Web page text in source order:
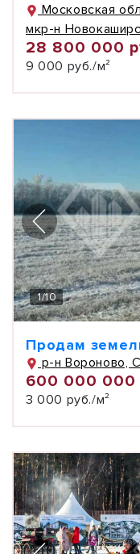
Московская
мкр-н
28 800 000
9 000 руб./м²
1/10
Продам
р-н Вороново,
600 000 000
3 000 руб./м²